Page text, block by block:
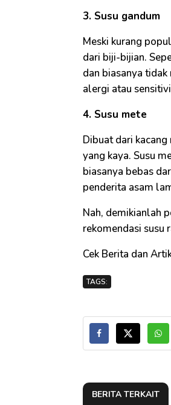
3. Susu gandum
Meski kurang
dari biji-bijian.
dan biasanya
alergi atau
4. Susu mete
Dibuat dari
yang kaya. Susu
biasanya bebas
penderita asam
Nah, demikianlah
rekomendasi susu
Cek Berita dan
TAGS:
BERITA TERKAIT